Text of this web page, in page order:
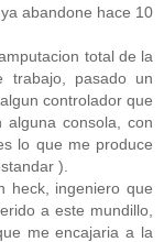
abandone hace 10
total de la
trabajo, pasado un
controlador que
alguna consola, con
lo que me produce
).
heck, ingeniero que
a este mundillo,
me encajaria a la